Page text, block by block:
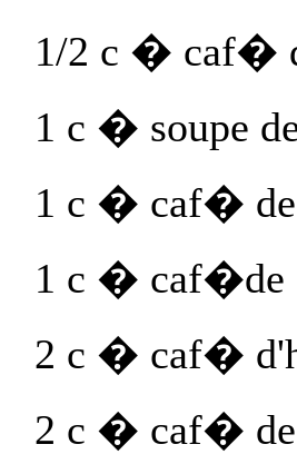
1/2 c � caf�
1 c � soupe
1 c � caf�
1 c � caf�de
2 c � caf�
2 c � caf� de